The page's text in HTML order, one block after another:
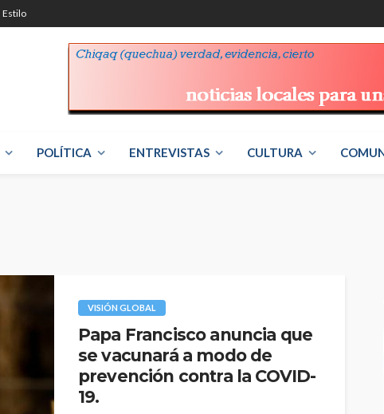
Estilo
POLÍTICA ENTREVISTAS CULTURA
VISIÓN GLOBAL
Papa Francisco anuncia que
se vacunará a modo de
prevención contra la COVID-
19.